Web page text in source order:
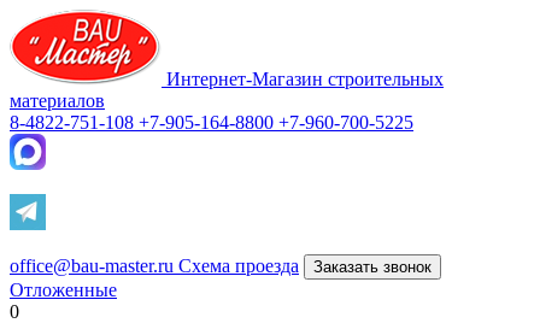
Интернет-Магазин строительных
материалов
8-4822-751-108 +7-905-164-8800 +7-960-700-5225
office@bau-master.ru Схема проезда Заказать звонок
Отложенные
0